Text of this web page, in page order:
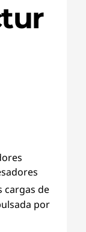
cargas de
por